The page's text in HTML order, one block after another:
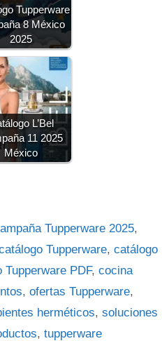
Tupperware
8 México
2025
L’Bel
11 2025
México
Tupperware 2025,
Tupperware, catálogo
Tupperware PDF, cocina
, ofertas Tupperware,
herméticos, soluciones
, tupperware